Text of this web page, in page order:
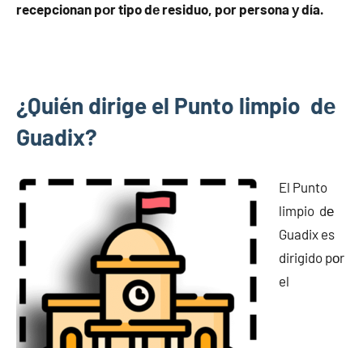
recepcionan pοr tipo dе residuo, pοr persona у día.
¿Quién dirige el Punto limpio dе
Guadix?
El Punto
limpio dе
Guadix es
dirigido pοr
el